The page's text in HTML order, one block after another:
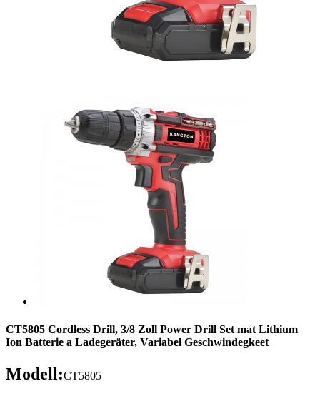
CT5805 Cordless Drill, 3/8 Zoll Power Drill Set mat Lithium
Ion Batterie a Ladegeräter, Variabel Geschwindegkeet
Modell:CT5805